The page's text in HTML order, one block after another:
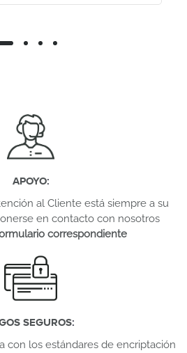
APOYO:
al Cliente está siempre a su
en contacto con nosotros
correspondiente
SEGUROS:
con los estándares de encriptación